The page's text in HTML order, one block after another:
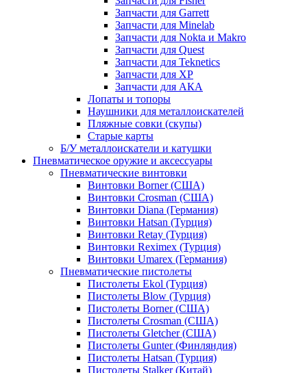
Запчасти для Garrett
Запчасти для Minelab
Запчасти для Nokta и Makro
Запчасти для Quest
Запчасти для Teknetics
Запчасти для XP
Запчасти для АКА
Лопаты и топоры
Наушники для металлоискателей
Пляжные совки (скупы)
Старые карты
Б/У металлоискатели и катушки
Пневматическое оружие и аксессуары
Пневматические винтовки
Винтовки Borner (США)
Винтовки Crosman (США)
Винтовки Diana (Германия)
Винтовки Hatsan (Турция)
Винтовки Retay (Турция)
Винтовки Reximex (Турция)
Винтовки Umarex (Германия)
Пневматические пистолеты
Пистолеты Ekol (Турция)
Пистолеты Blow (Турция)
Пистолеты Borner (США)
Пистолеты Crosman (США)
Пистолеты Gletcher (США)
Пистолеты Gunter (Финляндия)
Пистолеты Hatsan (Турция)
Пистолеты Stalker (Китай)